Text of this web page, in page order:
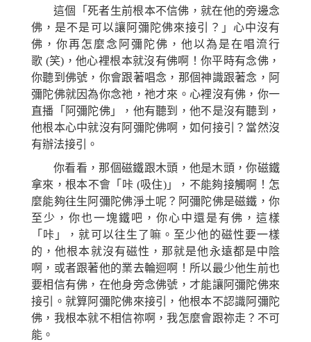
這個「死者生前根本不信佛，就在他的旁邊念
佛，是不是可以讓阿彌陀佛來接引？」心中沒有
佛，你再怎麼念阿彌陀佛，他以為是在唱流行
歌 (笑) ，他心裡根本就沒有佛啊！你平時有念佛，
你聽到佛號，你會跟著唱念，那個神識跟著念，阿
彌陀佛就因為你念祂 ， 祂才來。心裡沒有佛，你一
直播「阿彌陀佛」，他有聽到，他不是沒有聽到，
他根本心中就沒有阿彌陀佛啊 ，如何接引？當然沒
有辦法接引。
你看看，那個磁鐵跟木頭，他是木頭 ，你磁鐵
拿來，根本不會 「 咔 (吸住)」 ，不能夠接觸啊！怎
麼能夠往生阿彌陀佛淨土呢？ 阿彌陀佛是磁鐵，你
至少，你也一塊鐵吧，你心中還是有佛， 這樣
「 咔 」
，就可以往生了嘛。至少他的磁性要一樣
的，他根本就沒有磁性， 那就是他永遠都是中陰
啊，或者跟著他的業去輪迴啊！所以最少他生前也
要相信有佛，在他身旁念佛號，才能讓阿彌陀佛來
接引。就算阿彌陀佛來接引，他根本不認識阿彌陀
佛，我根本就不相信祢啊，我怎麼會跟祢走？不可
能。